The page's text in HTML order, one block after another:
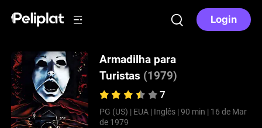
Login
Armadilha para
Turistas (1979)
7
PG (US) | EUA | Inglês | 90 min | 16 de Mar
de 1979